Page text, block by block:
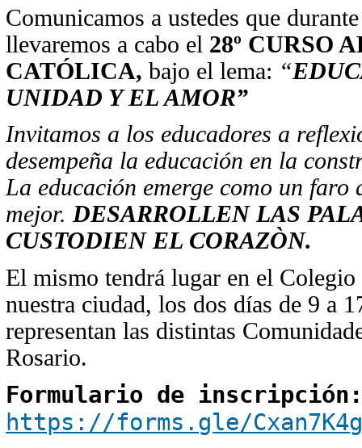
Comunicamos a ustedes que
llevaremos a cabo el 28º CURSO
CATÓLICA, bajo el lema: “
UNIDAD Y EL AMOR”
Invitamos a los educadores a
desempeña la educación en la
La educación emerge como un
mejor. DESARROLLEN LAS
CUSTODIEN EL CORAZÒN.
El mismo tendrá lugar en el
nuestra ciudad, los dos días de 9 a
representan las distintas
Rosario.
Formulario de inscripción:
https://forms.gle/